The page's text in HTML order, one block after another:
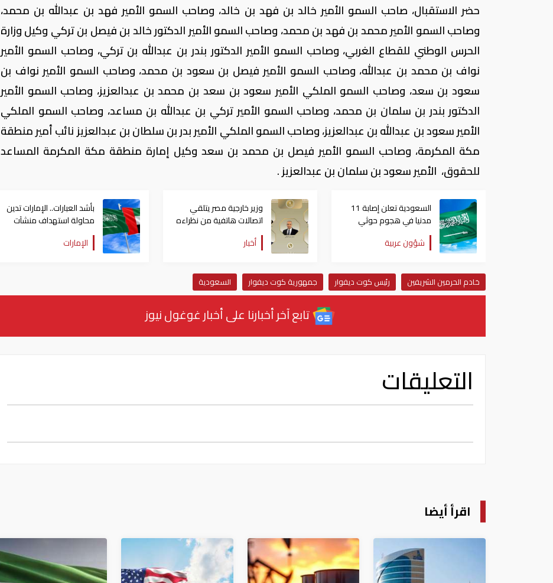
حضر الاستقبال، صاحب السمو الأمير خالد بن فهد بن خالد، وصاحب السمو الأمير فهد بن عبدالله بن محمد،
وصاحب السمو الأمير محمد بن فهد بن محمد، وصاحب السمو الأمير الدكتور خالد بن فيصل بن تركي وكيل وزارة
الحرس الوطني للقطاع الغربي، وصاحب السمو الأمير الدكتور بندر بن عبدالله بن تركي، وصاحب السمو الأمير
نواف بن محمد بن عبدالله، وصاحب السمو الأمير فيصل بن سعود بن محمد، وصاحب السمو الأمير نواف بن
سعود بن سعد، وصاحب السمو الملكي الأمير سعود بن سعد بن محمد بن عبدالعزيز، وصاحب السمو الأمير
الدكتور بندر بن سلمان بن محمد، وصاحب السمو الأمير تركي بن عبدالله بن مساعد، وصاحب السمو الملكي
الأمير سعود بن عبدالله بن عبدالعزيز، وصاحب السمو الملكي الأمير بدر بن سلطان بن عبدالعزيز نائب أمير منطقة
مكة المكرمة، وصاحب السمو الأمير فيصل بن محمد بن سعد وكيل إمارة منطقة مكة المكرمة المساعد
للحقوق، الأمير سعود بن سلمان بن عبدالعزيز .
السعودية تعلن إصابة 11
مدنيا في هجوم حوثي
على نجران
شؤون عربية
وزير خارجية مصر يتلقي
اتصالات هاتفية من نظراءه
بالإمارات والسعودية
والأردن والكويت
أخبار
بأشد العبارات.. الإمارات تدين
محاولة استهداف منشآت
بترولية بالسعودية
الإمارات
خادم الحرمين الشريفين رئيس كوت ديفوار جمهورية كوت ديفوار السعودية
تابع آخر أخبارنا على أخبار غوغول نيوز
التعليقات
اقرأ أيضا